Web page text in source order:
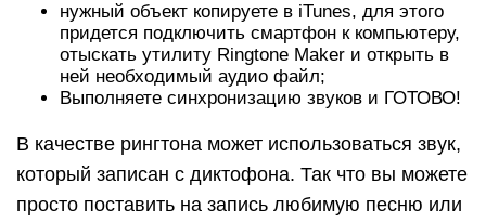
нужный объект копируете в iTunes, для этого
придется подключить смартфон к компьютеру,
отыскать утилиту Ringtone Maker и открыть в
ней необходимый аудио файл;
Выполняете синхронизацию звуков и ГОТОВО!
В качестве рингтона может использоваться звук,
который записан с диктофона. Так что вы можете
просто поставить на запись любимую песню или